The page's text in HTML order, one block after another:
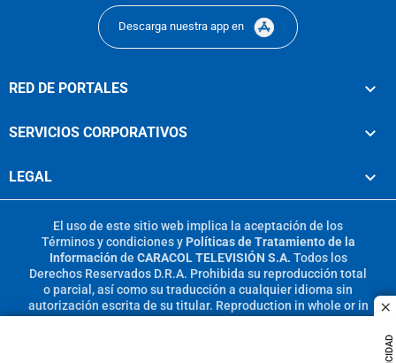
Descarga nuestra app en
RED DE PORTALES
SERVICIOS CORPORATIVOS
LEGAL
El uso de este sitio web implica la aceptación de los
Términos y condicionesy Políticas de Tratamiento de la
Información de CARACOL TELEVISIÓN S.A. Todos los
Derechos Reservados D.R.A. Prohibida su reproducción total
o parcial, así como su traducción a cualquier idioma sin
autorización escrita de su titular. Reproduction in whole or in